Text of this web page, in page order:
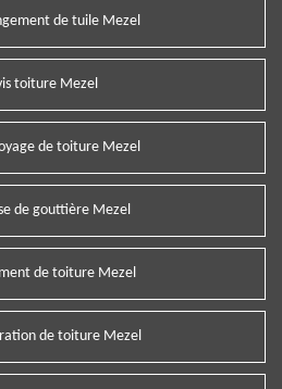
de tuile Mezel
toiture Mezel
de toiture Mezel
de gouttière Mezel
de toiture Mezel
de toiture Mezel